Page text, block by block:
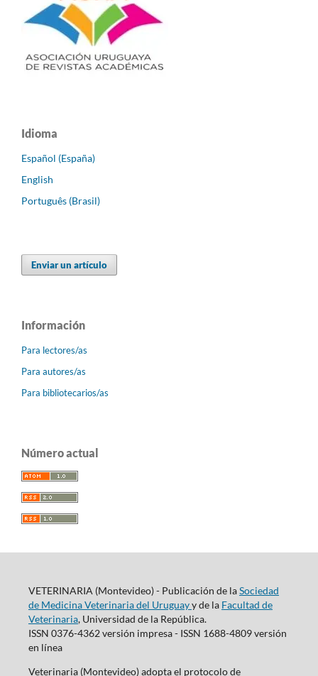
Idioma
Español (España)
English
Português (Brasil)
Enviar un artículo
Información
Para lectores/as
Para autores/as
Para bibliotecarios/as
Número actual
VETERINARIA (Montevideo) - Publicación de laSociedad
de Medicina Veterinaria del Uruguayy de la Facultad de
Veterinaria, Universidad de la República.
ISSN 0376-4362 versión impresa - ISSN 1688-4809 versión
en línea
Veterinaria (Montevideo) adopta el protocolo de